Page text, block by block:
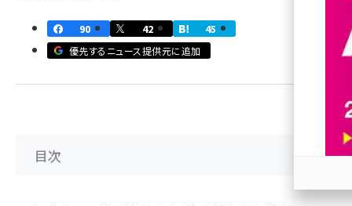
ビィ・フォアード (784)
90 42
45
優先するニュース提供元に追加
目次
参